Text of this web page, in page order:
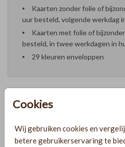
Cookies
Wij gebruiken cookies en
betere gebruikerservaring te
Kaarten zonder folie of
uur besteld, volgende werkdag
Kaarten met folie of
besteld, in twee werkdagen in
29 kleuren enveloppen